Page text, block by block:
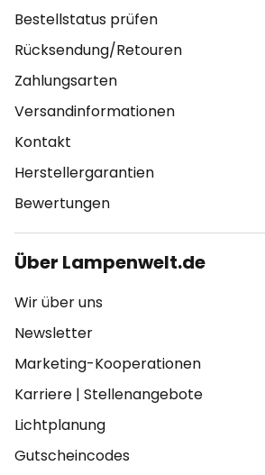
Bestellstatus prüfen
Rücksendung/Retouren
Zahlungsarten
Versandinformationen
Kontakt
Herstellergarantien
Bewertungen
Über Lampenwelt.de
Wir über uns
Newsletter
Marketing-Kooperationen
Karriere | Stellenangebote
Lichtplanung
Gutscheincodes